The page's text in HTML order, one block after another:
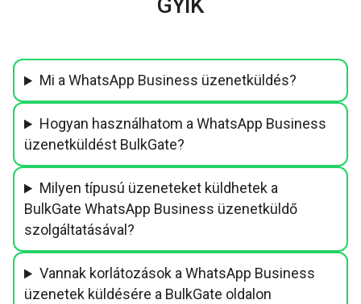
GYIK
Mi a WhatsApp Business üzenetküldés?
Hogyan használhatom a WhatsApp Business
üzenetküldést BulkGate?
Milyen típusú üzeneteket küldhetek a
BulkGate WhatsApp Business üzenetküldő
szolgáltatásával?
Vannak korlátozások a WhatsApp Business
üzenetek küldésére a BulkGate oldalon